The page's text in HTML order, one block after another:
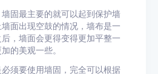
固最主要的就可以起到保护墙
面出现空鼓的情况，墙布是一
，墙面会更得变得更加平整一
的美观一些。
须要使用墙固，完全可以根据